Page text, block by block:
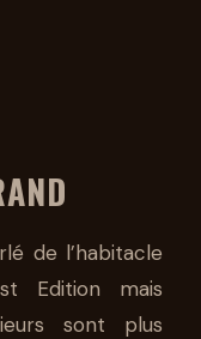
de l’habitacle
Edition mais
sont plus